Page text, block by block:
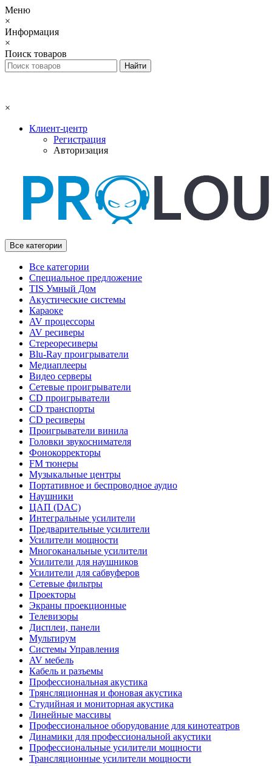
Меню
×
Информация
×
Поиск товаров
×
Клиент-центр
Регистрация
Авторизация
Все категории
Все категории
Специальное предложение
TIS Умный Дом
Акустические системы
Караоке
AV процессоры
AV ресиверы
Стереоресиверы
Blu-Ray проигрыватели
Медиаплееры
Видео серверы
Сетевые проигрыватели
CD проигрыватели
CD транспорты
CD ресиверы
Проигрыватели винила
Головки звукоснимателя
Фонокорректоры
FM тюнеры
Музыкальные центры
Портативное и беспроводное аудио
Наушники
ЦАП (DAC)
Интегральные усилители
Предварительные усилители
Усилители мощности
Многоканальные усилители
Усилители для наушников
Усилители для сабвуферов
Сетевые фильтры
Проекторы
Экраны проекционные
Телевизоры
Дисплеи, панели
Мультирум
Системы Управления
AV мебель
Кабель и разъемы
Профессиональная акустика
Трянсляционная и фоновая акустика
Студийная и мониторная акустика
Линейные массивы
Профессиональное оборудование для кинотеатров
Динамики для профессиональной акустики
Профессиональные усилители мощности
Трансляционные усилители мощности